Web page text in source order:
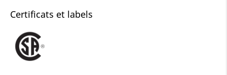
Certificats et labels